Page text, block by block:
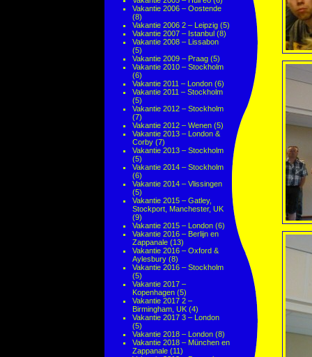
Vakantie 2006 – Oostende
(8)
Vakantie 2006 2 – Leipzig (5)
Vakantie 2007 – Istanbul (8)
Vakantie 2008 – Lissabon
(5)
Vakantie 2009 – Praag (5)
Vakantie 2010 – Stockholm
(6)
Vakantie 2011 – London (6)
Vakantie 2011 – Stockholm
(5)
Vakantie 2012 – Stockholm
(7)
Vakantie 2012 – Wenen (5)
Vakantie 2013 – London &
Corby (7)
Vakantie 2013 – Stockholm
(5)
Vakantie 2014 – Stockholm
(6)
Vakantie 2014 – Vlissingen
(5)
Vakantie 2015 – Gatley,
Stockport, Manchester, UK
(9)
Vakantie 2015 – London (6)
Vakantie 2016 – Berlijn en
Zappanale (13)
Vakantie 2016 – Oxford &
Aylesbury (8)
Vakantie 2016 – Stockholm
(5)
Vakantie 2017 –
Kopenhagen (5)
Vakantie 2017 2 –
Birmingham, UK (4)
Vakantie 2017 3 – London
(5)
Vakantie 2018 – London (8)
Vakantie 2018 – München en
Zappanale (11)